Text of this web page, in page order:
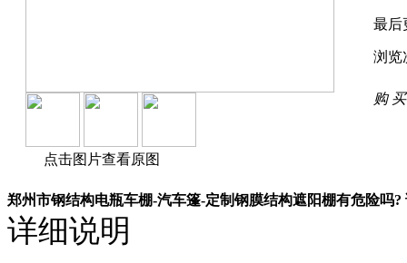
点击图片查看原图
最后
浏览
购 买
郑州市钢结构电瓶车棚-汽车篷-定制钢膜结构遮阳棚有危险吗?
详细说明